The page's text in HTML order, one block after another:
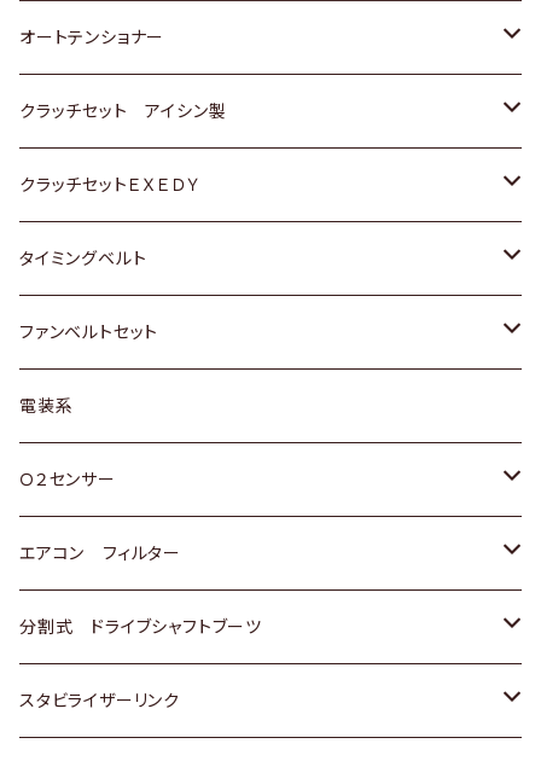
スバル
三菱
スバル
三菱
スバル
いすゞ
ダイハツ
マツダ
三菱
スバル
日野
GOLF
ＷＡＧＥＮ
アストロ（シボレー）
クライスラー
ＷＡＧＥＮ
ＶＯＬＶＯ
ホンダ
スズキ
日産
ダイハツ
マツダ
三菱
スバル
スズキ
ダイハツ
日産
ホンダ
マツダ
オートテンショナー
トヨタ
クラッチセット アイシン製
ホンダ
スズキ
ダイハツ
マツダ
三菱
スバル
クラッチセットＥＸＥＤＹ
ホンダ
スズキ
日産
ダイハツ
マツダ
三菱
スバル
タイミングベルト
トヨタ
スズキ
ダイハツ
三菱
スバル
ファンベルトセット
トヨタ
ホンダ
スズキ
日産
いすゞ
電装系
Ｏ２センサー
トヨタ
ホンダ
スズキ
エアコン フィルター
トヨタ
ホンダ
分割式 ドライブシャフトブーツ
トヨタ
スタビライザーリンク